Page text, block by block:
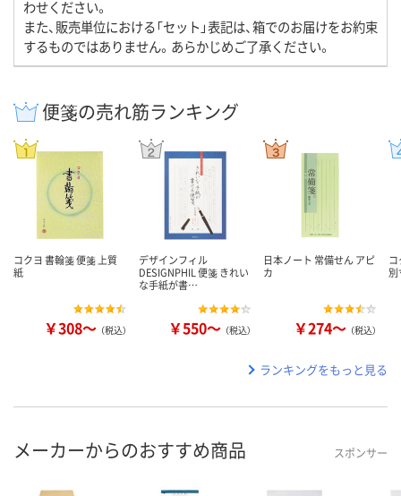
わせください。
また、販売単位における「セット」表記は、箱でのお届けをお約束
するものではありません。あらかじめご了承ください。
便箋の売れ筋ランキング
コクヨ 書翰箋 便箋 上質
紙
￥308～ （税込）
デザインフィル
DESIGNPHIL 便箋 きれい
な手紙が書…
￥550～ （税込）
日本ノート 常備せん アピ
カ
￥274～ （税込）
コ
別
ランキングをもっと見る
メーカーからのおすすめ商品 スポンサー